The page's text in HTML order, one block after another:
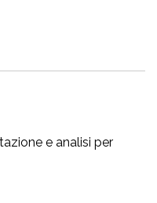
e analisi per